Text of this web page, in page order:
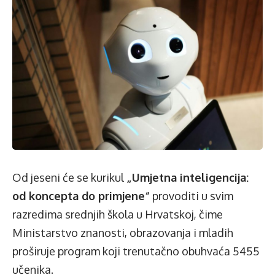
Od jeseni će se kurikul „Umjetna inteligencija:
od koncepta do primjene“ provoditi u svim
razredima srednjih škola u Hrvatskoj, čime
Ministarstvo znanosti, obrazovanja i mladih
proširuje program koji trenutačno obuhvaća 5455
učenika.